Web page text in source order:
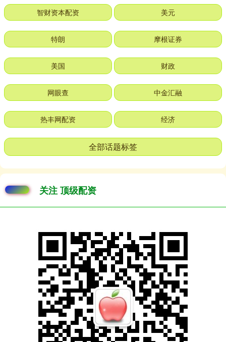
智财资本配资 美元
特朗 摩根证券
美国 财政
网眼查 中金汇融
热丰网配资 经济
全部话题标签
关注 顶级配资